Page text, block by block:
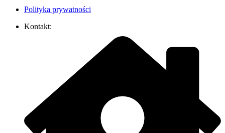
Polityka prywatności
Kontakt: